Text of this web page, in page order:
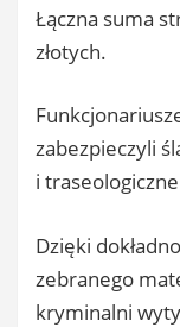
Łączna suma
złotych.
zabezpieczyli
i
Dzięki
zebranego
kryminalni